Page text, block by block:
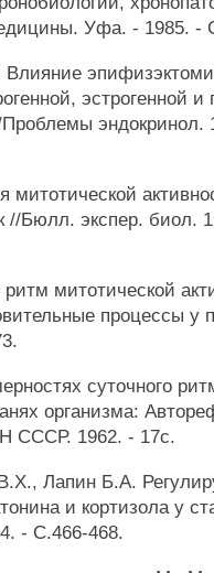
Уфа. - 1985. -
эстрогенной и
//Бюлл. экспер. биол.
митотической
процессы у
суточного
организма:
СССР. 1962. - 17с.
Лапин Б.А.
и кортизола у
- С.466-468.